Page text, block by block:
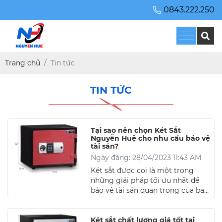
0843.222.250
Trang chủ Tin tức
TIN TỨC
Tại sao nên chọn Két Sắt
Nguyễn Huệ cho nhu cầu bảo vệ
tài sản?
Ngày đăng: 28/04/2023 11:43 AM
Két sắt được coi là một trong
những giải pháp tối ưu nhất để
bảo vệ tài sản quan trọng của bạn
phẩm két sắt chất lượng, an toàn
Két sắt chất lượng giá tốt tại